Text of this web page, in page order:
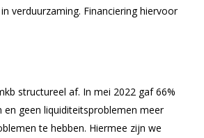
verduurzaming. Financiering hiervoor
structureel af. In mei 2022 gaf 66%
geen liquiditeitsproblemen meer
te hebben. Hiermee zijn we